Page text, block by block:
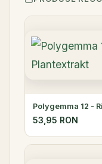
Polygemma 12 -
53,95 RON